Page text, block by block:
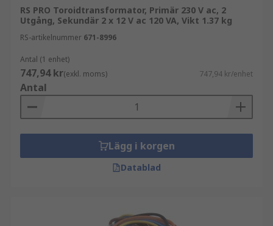
RS PRO Toroidtransformator, Primär 230 V ac, 2
Utgång, Sekundär 2 x 12 V ac 120 VA, Vikt 1.37 kg
RS-artikelnummer 671-8996
Antal (1 enhet)
747,94 kr(exkl. moms) 747,94 kr/enhet
Antal
Lägg i korgen
Datablad